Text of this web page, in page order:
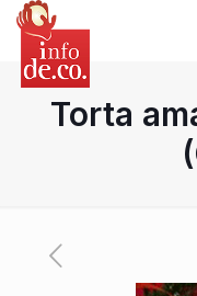
Torta